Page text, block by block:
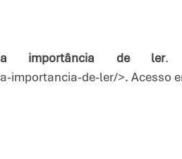
a importância de ler.
de-ler/>. Acesso